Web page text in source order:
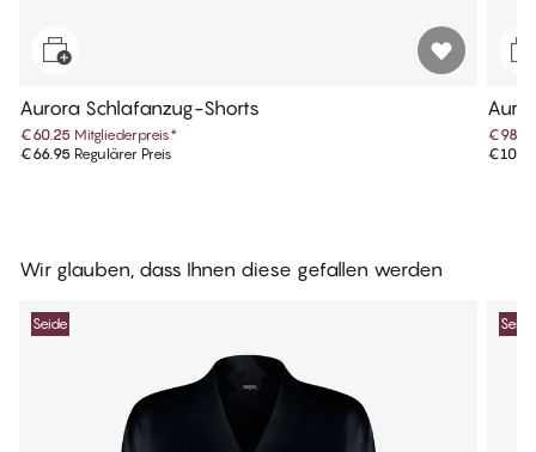
Aurora Schlafanzug-Shorts
€60.25 Mitgliederpreis*
€66.95 Regulärer Preis
Wir glauben, dass Ihnen diese gefallen werden
Seide Seide